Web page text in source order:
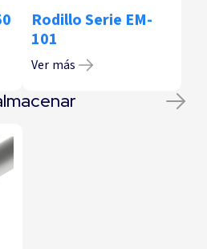
Rodillo Serie EM-
101
Ver más